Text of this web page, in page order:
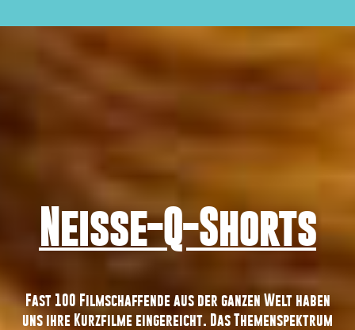
Neisse-Q-Shorts
Fast 100 Filmschaffende aus der ganzen Welt haben
uns ihre Kurzfilme eingereicht. Das Themenspektrum